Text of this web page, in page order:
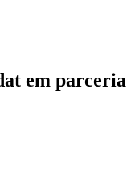
em parceria